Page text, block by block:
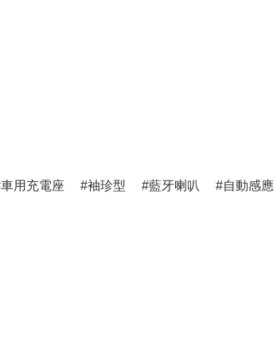
車用充電座 袖珍型 藍牙喇叭 自動感應